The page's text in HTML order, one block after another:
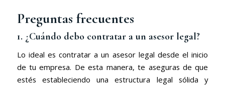
Preguntas frecuentes
1. ¿Cuándo debo contratar a un asesor legal?
Lo ideal es contratar a un asesor legal desde el inicio
de tu empresa. De esta manera, te aseguras de que
estés estableciendo una estructura legal sólida y